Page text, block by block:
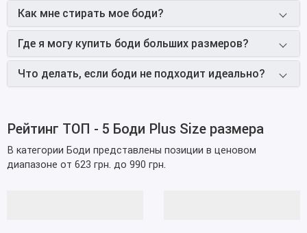
Как мне стирать мое боди?
Где я могу купить боди больших размеров?
Что делать, если боди не подходит идеально?
Рейтинг ТОП - 5 Боди Plus Size размера
В категории Боди представлены позиции в ценовом
диапазоне от 623 грн. до 990 грн.